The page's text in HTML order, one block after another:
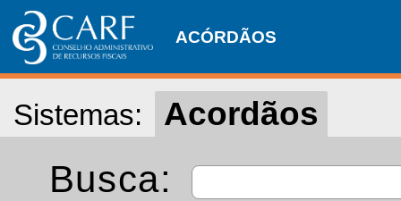
ACÓRDÃOS
Sistemas: Acordãos
Busca: